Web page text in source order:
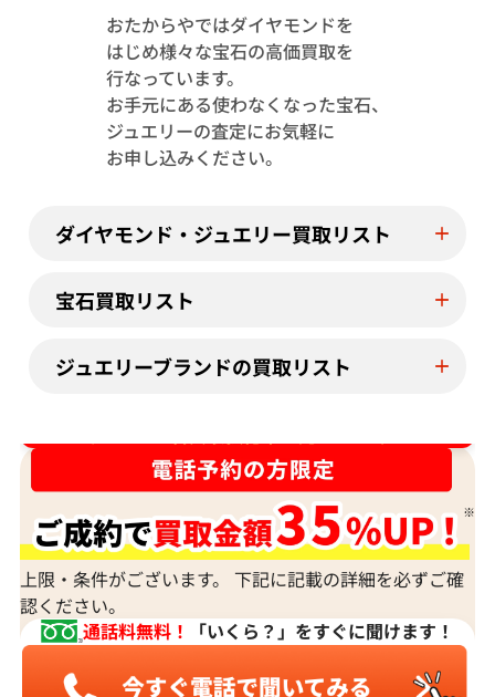
Pt･Pm900 トルマリン・ダイヤモンド
1.13・D0.08ct
参考買取価格
2026年7月11日時点
参考買取価格
おたからやではダイヤモンドを
はじめ様々な宝石の高価買取を
行なっています。
お手元にある使わなくなった宝石、
ジュエリーの査定にお気軽に
お申し込みください。
ダイヤモンド・ジュエリー買取リスト
宝石買取リスト
ジュエリーブランドの買取リスト
上限・条件がございます。 下記に記載の詳細を必ずご確
認ください。
通話料無料！
「いくら？」をすぐに聞けます！